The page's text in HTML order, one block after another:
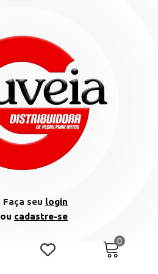
Faça seu login
ou cadastre-se